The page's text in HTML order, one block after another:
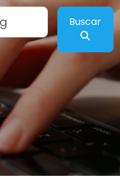
Buscar